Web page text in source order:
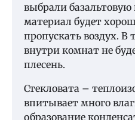
выбрали базальтовую
материал будет
пропускать воздух. В
внутри комнат не
плесень.
Стекловата –
впитывает много
образование